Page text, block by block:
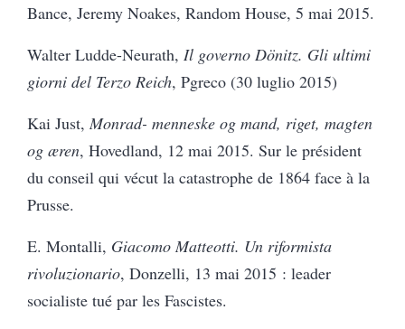
Bance, Jeremy Noakes, Random House, 5 mai 2015.
Walter Ludde-Neurath, Il governo Dönitz. Gli ultimi
giorni del Terzo Reich, Pgreco (30 luglio 2015)
Kai Just, Monrad- menneske og mand, riget, magten
og æren, Hovedland, 12 mai 2015. Sur le président
du conseil qui vécut la catastrophe de 1864 face à la
Prusse.
E. Montalli, Giacomo Matteotti. Un riformista
rivoluzionario, Donzelli, 13 mai 2015 : leader
socialiste tué par les Fascistes.